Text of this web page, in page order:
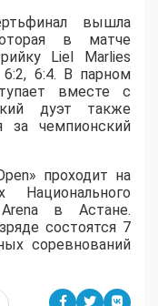
вышла
в матче
Liel Marlies
6:4. В парном
вместе с
дуэт также
чемпионский
проходит на
в Астане.
состоятся 7
соревнований